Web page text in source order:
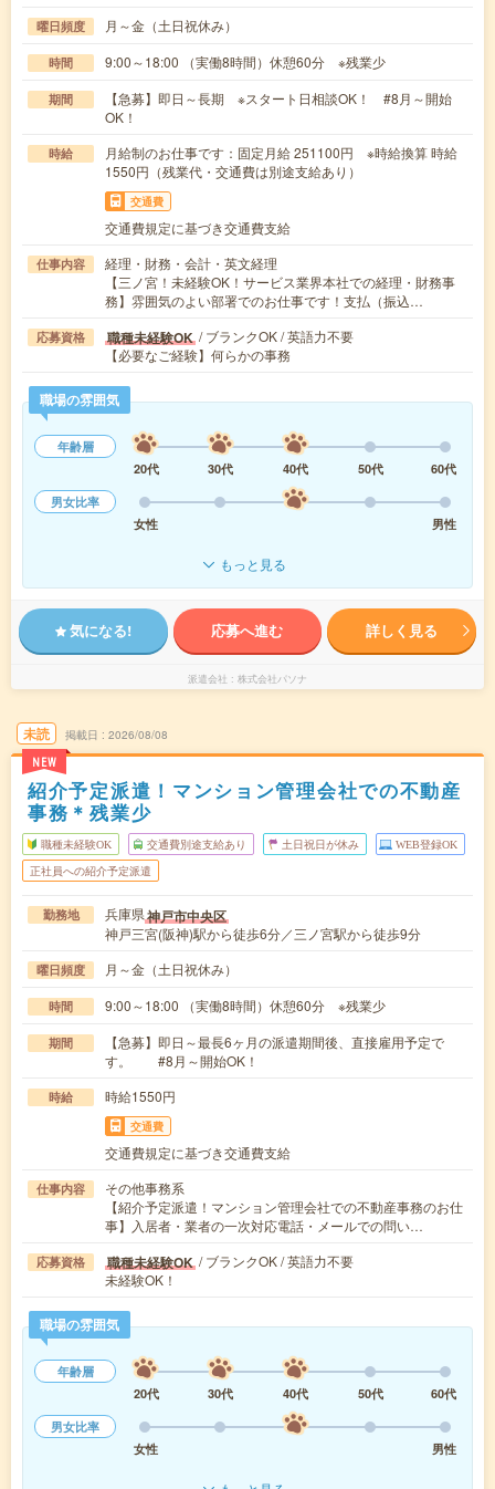
曜日頻度 月～金（土日祝休み）
時間 9:00～18:00 （実働8時間）休憩60分 ※残業少
期間
【急募】即日～長期 ※スタート日相談OK！ #8月～開始
OK！
時給
月給制のお仕事です：固定月給 251100円 ※時給換算 時給
1550円（残業代・交通費は別途支給あり）
交通費
交通費規定に基づき交通費支給
仕事内容
経理・財務・会計・英文経理
【三ノ宮！未経験OK！サービス業界本社での経理・財務事
務】雰囲気のよい部署でのお仕事です！支払（振込…
応募資格 職種未経験OK / ブランクOK / 英語力不要
【必要なご経験】何らかの事務
職場の雰囲気
年齢層
20代
30代 40代 50代
60代
男女比率
女性
男性
もっと見る
気になる! 応募へ進む 詳しく見る
派遣会社 株式会社パソナ
未読
NEW
掲載日 2026/08/08
紹介予定派遣！マンション管理会社での不動産
事務＊残業少
職種未経験OK 交通費別途支給あり 土日祝日が休み WEB登録OK
正社員への紹介予定派遣
勤務地 兵庫県神戸市中央区
神戸三宮(阪神)駅から徒歩6分／三ノ宮駅から徒歩9分
曜日頻度 月～金（土日祝休み）
時間 9:00～18:00 （実働8時間）休憩60分 ※残業少
期間
【急募】即日～最長6ヶ月の派遣期間後、直接雇用予定で
す。 #8月～開始OK！
時給 時給1550円
交通費
交通費規定に基づき交通費支給
仕事内容
その他事務系
【紹介予定派遣！マンション管理会社での不動産事務のお仕
事】入居者・業者の一次対応電話・メールでの問い…
応募資格 職種未経験OK / ブランクOK / 英語力不要
未経験OK！
職場の雰囲気
年齢層
20代
30代 40代 50代
60代
男女比率
女性
男性